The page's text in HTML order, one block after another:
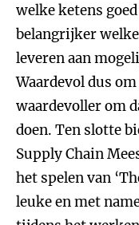
welke ketens
belangrijker
leveren aan
Waardevol dus
waardevoller om
doen. Ten slotte
Supply Chain
het spelen van
leuke en met